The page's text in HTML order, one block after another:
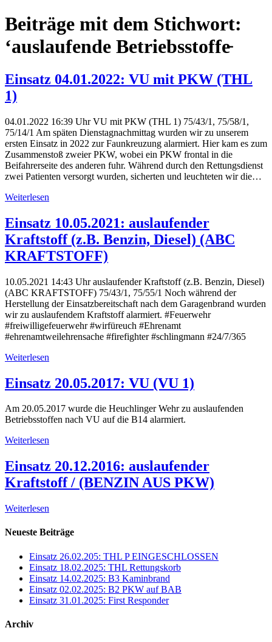
Beiträge mit dem Stichwort:
‘auslaufende Betriebsstoffe̵
Einsatz 04.01.2022: VU mit PKW (THL
1)
04.01.2022 16:39 Uhr VU mit PKW (THL 1) 75/43/1, 75/58/1,
75/14/1 Am späten Dienstagnachmittag wurden wir zu unserem
ersten Einsatz in 2022 zur Faunkreuzung alarmiert. Hier kam es zum
Zusammenstoß zweier PKW, wobei ein PKW frontal in die
Beifahrerseite des anderen fuhr. Während durch den Rettungsdienst
zwei Patienten versorgt wurden, sicherten und leuchteten wir die…
Weiterlesen
Einsatz 10.05.2021: auslaufender
Kraftstoff (z.B. Benzin, Diesel) (ABC
KRAFTSTOFF)
10.05.2021 14:43 Uhr auslaufender Kraftstoff (z.B. Benzin, Diesel)
(ABC KRAFTSTOFF) 75/43/1, 75/55/1 Noch während der
Herstellung der Einsatzbereitschaft nach dem Garagenbrand wurden
wir zu auslaufendem Kraftstoff alarmiert. #Feuerwehr
#freiwilligefeuerwehr #wirfüreuch #Ehrenamt
#ehrenamtweilehrensache #firefighter #schlingmann #24/7/365
Weiterlesen
Einsatz 20.05.2017: VU (VU 1)
Am 20.05.2017 wurde die Heuchlinger Wehr zu auslaufenden
Betriebsstoffen nach VU auf die B14 alarmiert.
Weiterlesen
Einsatz 20.12.2016: auslaufender
Kraftstoff / (BENZIN AUS PKW)
Weiterlesen
Neueste Beiträge
Einsatz 26.02.205: THL P EINGESCHLOSSEN
Einsatz 18.02.2025: THL Rettungskorb
Einsatz 14.02.2025: B3 Kaminbrand
Einsatz 02.02.2025: B2 PKW auf BAB
Einsatz 31.01.2025: First Responder
Archiv